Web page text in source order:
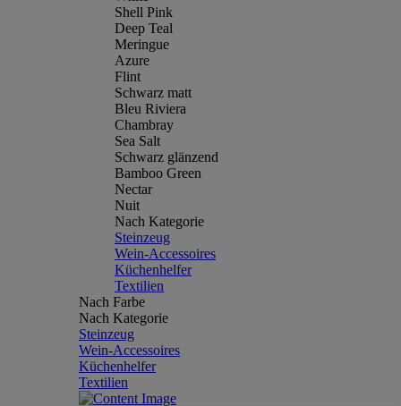
Shell Pink
Deep Teal
Meringue
Azure
Flint
Schwarz matt
Bleu Riviera
Chambray
Sea Salt
Schwarz glänzend
Bamboo Green
Nectar
Nuit
Nach Kategorie
Steinzeug
Wein-Accessoires
Küchenhelfer
Textilien
Nach Farbe
Nach Kategorie
Steinzeug
Wein-Accessoires
Küchenhelfer
Textilien